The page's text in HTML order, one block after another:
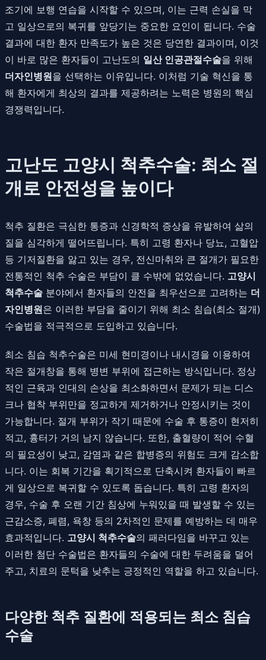
조기에 보행 연습을 시작할 수 있으며, 이는 근력 손실을 막
고 일상으로의 복귀를 앞당기는 중요한 요인이 됩니다. 수술
결과에 대한 환자 만족도가 높은 것은 당연한 결과이며, 이것
이 바로 많은 환자들이 고난도의 일산 인공관절수술을 위해
더자인병원을 선택하는 이유입니다. 이처럼 기술 혁신을 통
해 환자에게 최상의 결과를 제공하려는 노력은 병원의 핵심
경쟁력입니다.
고난도 고양시 척추수술: 최소 절
개로 안전성을 높이다
척추 질환은 극심한 통증과 신경학적 증상을 유발하여 삶의
질을 심각하게 떨어뜨립니다. 특히 고령 환자나 당뇨, 고혈압
등 기저질환을 앓고 있는 경우, 전신마취와 큰 절개가 필요한
전통적인 척추 수술은 부담이 클 수밖에 없었습니다. 고양시
척추수술 분야에서 환자들의 안전을 최우선으로 고려하는 더
자인병원은 이러한 부담을 줄이기 위해 최소 침습(최소 절개)
수술법을 적극적으로 도입하고 있습니다.
최소 침습 척추수술은 미세 현미경이나 내시경을 이용하여
작은 절개창을 통해 병변 부위에 접근하는 방식입니다. 정상
적인 근육과 인대의 손상을 최소화하면서 문제가 되는 디스
크나 협착 부위만을 정교하게 제거하거나 안정시키는 것이
가능합니다. 절개 부위가 작기 때문에 수술 후 통증이 현저히
적고, 흉터가 거의 남지 않습니다. 또한, 출혈량이 적어 수혈
의 필요성이 낮고, 감염과 같은 합병증의 위험도 크게 감소합
니다. 이는 회복 기간을 획기적으로 단축시켜 환자들이 빠르
게 일상으로 복귀할 수 있도록 돕습니다. 특히 고령 환자의
경우, 수술 후 오랜 기간 침상에 누워있을 때 발생할 수 있는
근감소증, 폐렴, 욕창 등의 2차적인 문제를 예방하는 데 매우
효과적입니다. 고양시 척추수술의 패러다임을 바꾸고 있는
이러한 첨단 수술법은 환자들의 수술에 대한 두려움을 덜어
주고, 치료의 문턱을 낮추는 긍정적인 역할을 하고 있습니다.
다양한 척추 질환에 적용되는 최소 침습
수술